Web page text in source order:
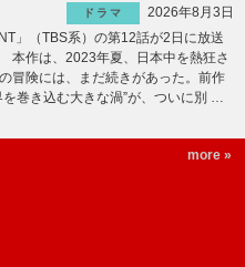
ドラマ
2026年8月3日
」（TBS系）の第12話が2日に放送
作は、2023年夏、日本中を熱狂さ
冒険には、まだ続きがあった。前作
巻き込む大きな渦”が、ついに別 …
more »